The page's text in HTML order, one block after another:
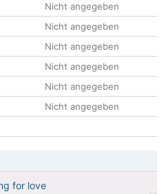
Nicht angegeben
Nicht angegeben
Nicht angegeben
Nicht angegeben
Nicht angegeben
Nicht angegeben
for love